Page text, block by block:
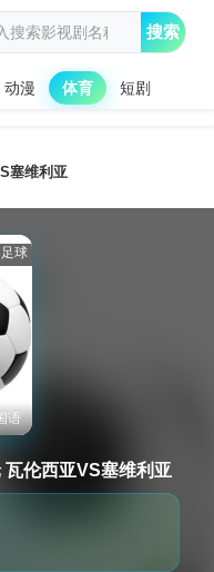
动漫 体育 短剧
搜索
塞维利亚
足球
语
伦西亚VS塞维利亚